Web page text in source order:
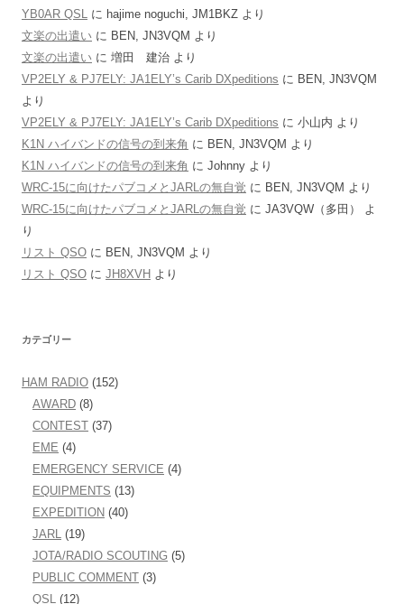
YB0AR QSL に hajime noguchi, JM1BKZ より
文楽の出遣い に BEN, JN3VQM より
文楽の出遣い に 増田 建治 より
VP2ELY & PJ7ELY: JA1ELY’s Carib DXpeditions に BEN, JN3VQM
より
VP2ELY & PJ7ELY: JA1ELY’s Carib DXpeditions に 小山内 より
K1N ハイバンドの信号の到来角 に BEN, JN3VQM より
K1N ハイバンドの信号の到来角 に Johnny より
WRC-15に向けたパブコメとJARLの無自覚 に BEN, JN3VQM より
WRC-15に向けたパブコメとJARLの無自覚 に JA3VQW（多田）
よ
り
リスト QSO に BEN, JN3VQM より
リスト QSO に JH8XVH より
カテゴリー
HAM RADIO (152)
AWARD (8)
CONTEST (37)
EME (4)
EMERGENCY SERVICE (4)
EQUIPMENTS (13)
EXPEDITION (40)
JARL (19)
JOTA/RADIO SCOUTING (5)
PUBLIC COMMENT (3)
QSL (12)